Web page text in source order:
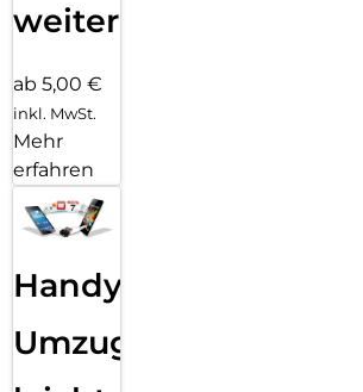
weiter
ab 5,00 €
inkl. MwSt.
Mehr
erfahren
Handy
Umzug